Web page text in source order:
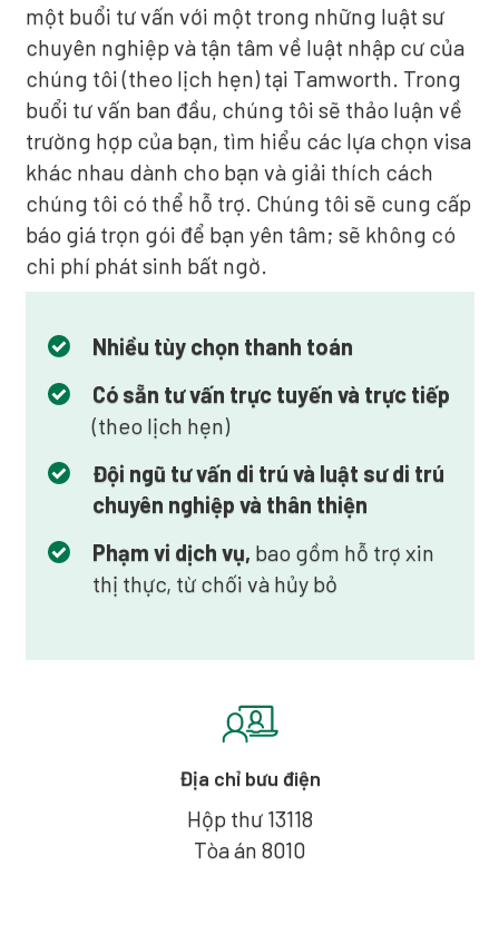
một buổi tư vấn với một trong những luật sư
chuyên nghiệp và tận tâm về luật nhập cư của
chúng tôi (theo lịch hẹn) tại Tamworth. Trong
buổi tư vấn ban đầu, chúng tôi sẽ thảo luận về
trường hợp của bạn, tìm hiểu các lựa chọn visa
khác nhau dành cho bạn và giải thích cách
chúng tôi có thể hỗ trợ. Chúng tôi sẽ cung cấp
báo giá trọn gói để bạn yên tâm; sẽ không có
chi phí phát sinh bất ngờ.
Nhiều tùy chọn thanh toán
Có sẵn tư vấn trực tuyến và trực tiếp
(theo lịch hẹn)
Đội ngũ tư vấn di trú và luật sư di trú
chuyên nghiệp và thân thiện
Phạm vi dịch vụ, bao gồm hỗ trợ xin
thị thực, từ chối và hủy bỏ
Địa chỉ bưu điện
Hộp thư 13118
Tòa án 8010